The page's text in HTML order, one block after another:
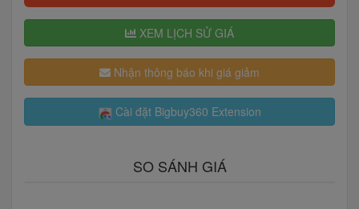
XEM LỊCH SỬ GIÁ
Nhận thông báo khi giá giảm
Cài đặt Bigbuy360 Extension
SO SÁNH GIÁ